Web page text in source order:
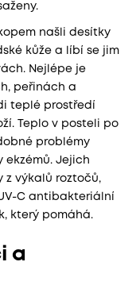
našli desítky
kůže a líbí se jim
Nejlépe je
peřinách a
teplé prostředí
Teplo v posteli po
problémy
ekzémů. Jejich
z výkalů roztočů,
C antibakteriální
který pomáhá.
a